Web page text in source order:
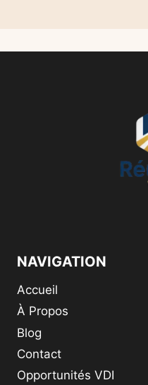
NAVIGATION
Accueil
À Propos
Blog
Contact
Opportunités VDI